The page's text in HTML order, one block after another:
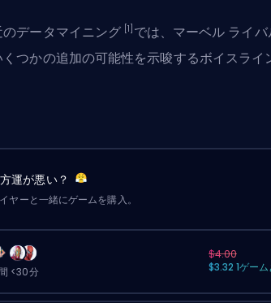
データマイニング [1] では、マーベル ライ
つかの追加の可能性を示唆するボイスライ
運が悪い？
ヤーと一緒にゲームを購入。
<30分
$4.00
$3.32 1ゲーム